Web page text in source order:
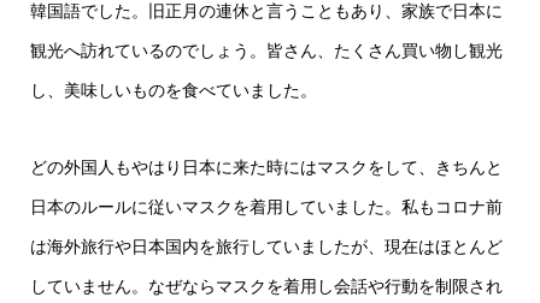
韓国語でした。旧正月の連休と言うこともあり、家族で日本に
観光へ訪れているのでしょう。皆さん、たくさん買い物し観光
し、美味しいものを食べていました。
どの外国人もやはり日本に来た時にはマスクをして、きちんと
日本のルールに従いマスクを着用していました。私もコロナ前
は海外旅行や日本国内を旅行していましたが、現在はほとんど
していません。なぜならマスクを着用し会話や行動を制限され